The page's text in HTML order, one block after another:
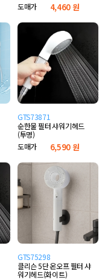
도매가
4,460 원
GTS73871
순한물 필터 샤워기헤드
(투명)
도매가
6,590 원
GTS75298
클리슨 5단 온오프 필터 샤
워기헤드(화이트)